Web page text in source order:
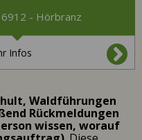
6912 - Hörbranz
Infos
Waldführungen
Rückmeldungen
wissen, worauf